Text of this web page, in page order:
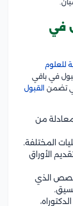
في
للعلوم
في باقي
تضمن
القبول
من
المختلفة.
الأوراق
الذي